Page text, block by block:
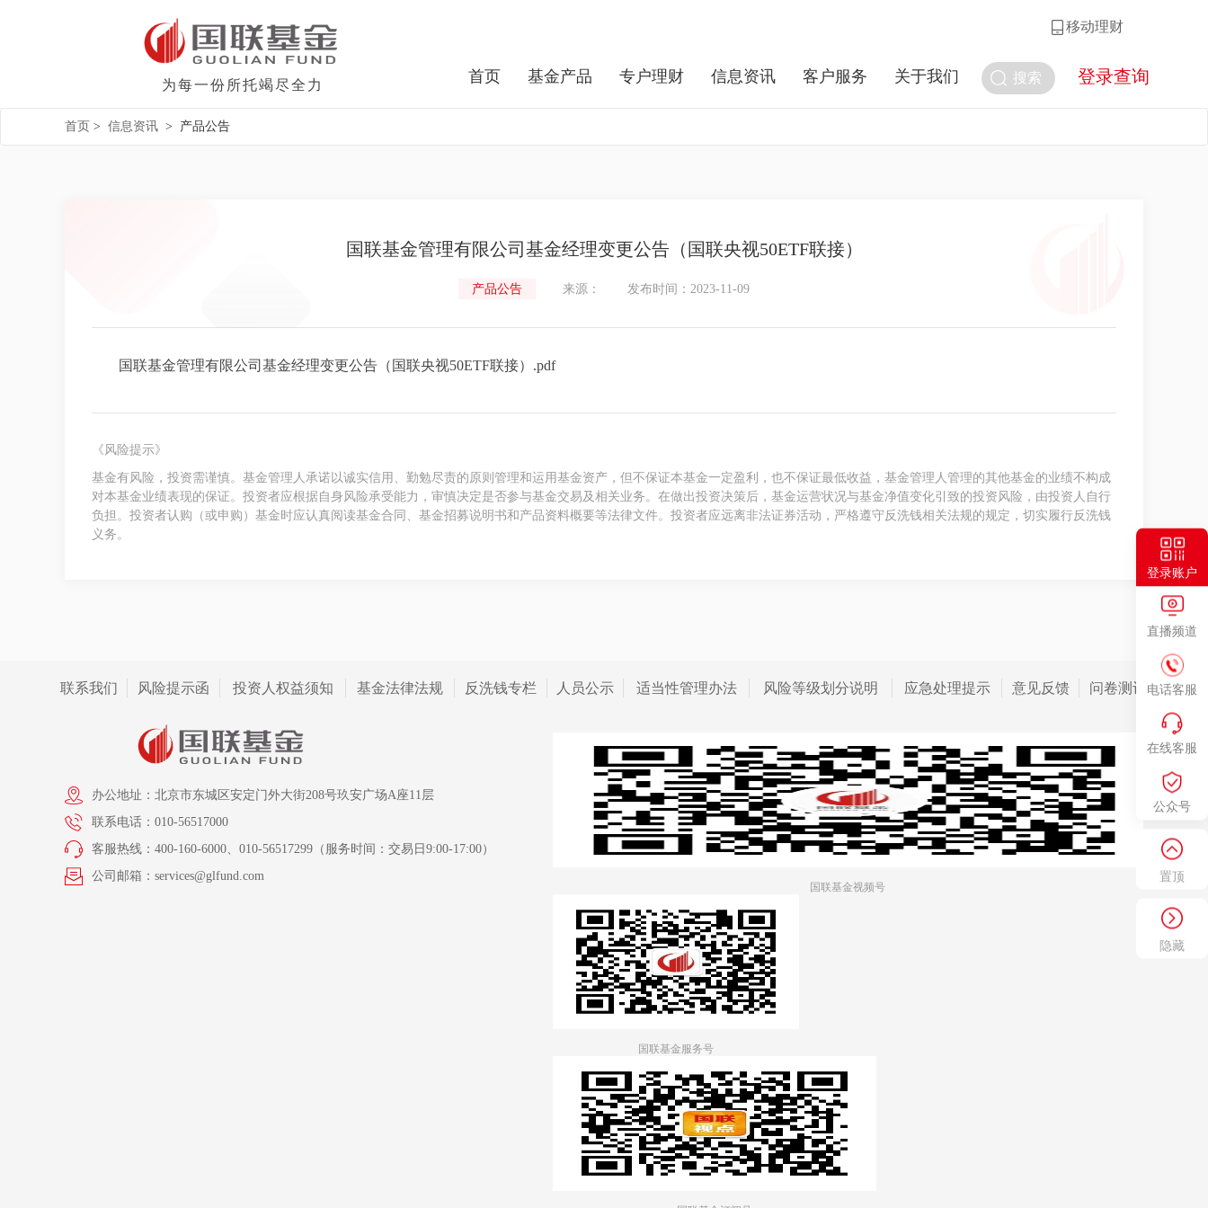
登录账户
直播频道
电话客服
在线客服
公众号
置顶
隐藏
移动理财
为每一份所托竭尽全力 搜索 登录查询
首页 基金产品 专户理财 信息资讯 客户服务 关于我们
首页 > 信息资讯 > 产品公告
国联基金管理有限公司基金经理变更公告（国联央视50ETF联接）
产品公告 来源： 发布时间：2023-11-09
国联基金管理有限公司基金经理变更公告（国联央视50ETF联接）.pdf
《风险提示》
基金有风险，投资需谨慎。基金管理人承诺以诚实信用、勤勉尽责的原则管理和运用基金资产，但不保证本基金一定盈利，也不保证最低收益，基金管理人管理的其他基金的业绩不构成
对本基金业绩表现的保证。投资者应根据自身风险承受能力，审慎决定是否参与基金交易及相关业务。在做出投资决策后，基金运营状况与基金净值变化引致的投资风险，由投资人自行
负担。投资者认购（或申购）基金时应认真阅读基金合同、基金招募说明书和产品资料概要等法律文件。投资者应远离非法证券活动，严格遵守反洗钱相关法规的规定，切实履行反洗钱
义务。
联系我们 风险提示函 投资人权益须知 基金法律法规 反洗钱专栏 人员公示 适当性管理办法 风险等级划分说明 应急处理提示 意见反馈 问卷测评
办公地址：北京市东城区安定门外大街208号玖安广场A座11层
联系电话：010-56517000
客服热线：400-160-6000、010-56517299（服务时间：交易日9:00-17:00）
公司邮箱：services@glfund.com
国联基金视频号
国联基金服务号